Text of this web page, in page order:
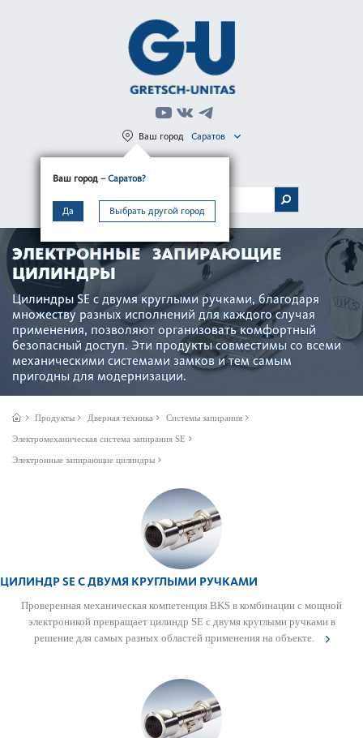
Ваш город – Саратов?
Да Выбрать другой город
Ваш город Саратов
МЕНЮ
ЭЛЕКТРОННЫЕ ЗАПИРАЮЩИЕ
ЦИЛИНДРЫ
Цилиндры SE с двумя круг­лыми руч­ками, благодаря
множеству разных исполнений для каждого случая
применения, позв­оляют органи­з­овать комфортный
безоп­асный доступ. Эти продукты совме­с­тимы со всеми
механичес­кими сис­темами замков и тем самым
пригодны для модернизации.
Продукты Дверная техника Системы запирания
Электромеханическая система запирания SE
Электронные запирающие цилиндры
ЦИЛИНДР SE С ДВУМЯ КРУГЛЫМИ РУЧКАМИ
Провер­енная механическая компетенция BKS в комб­инации с мощной
электроникой превр­ащает цилиндр SE с двумя круг­лыми руч­ками в
решение для самых разных обла­стей применения на объекте.